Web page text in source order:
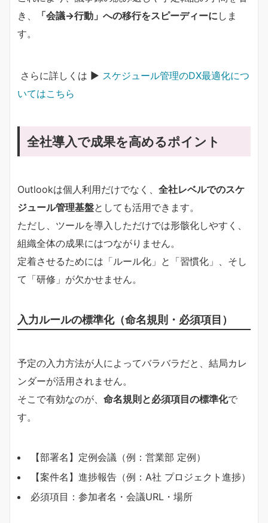
き、
「会議→行動」への移行をスピーディーに しま
す。
さらに詳しくは ▶ スケジュール管理のDX最適化につ
いてはこちら
全社導入で成果を高めるポイント
Outlookは個人利用だけでなく、 全社レベルでのスケ
ジュール管理基盤としても活用できます。
ただし、ツールを導入しただけでは形骸化しやすく、
組織全体の成果にはつながりません。
定着させるためには「ルール化」と「習慣化」、そし
て「研修」が欠かせません。
入力ルールの標準化（命名規則・必須項目）
予定の入力方法が人によってバラバラだと、結局カレ
ンダーが活用されません。
そこで有効なのが、 命名規則と必須項目の標準化で
す。
【部署名】定例会議（例：営業部 定例）
【案件名】進捗報告（例：A社 プロジェクト進捗）
必須項目：参加者名・会議URL・場所